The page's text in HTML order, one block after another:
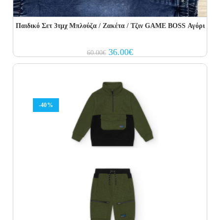
Παιδικό Σετ 3τμχ Μπλούζα / Ζακέτα / Τζιν GAME BOSS Αγόρι
60.00€ Original
price
was:
36.00€Current
price
is:
-40%